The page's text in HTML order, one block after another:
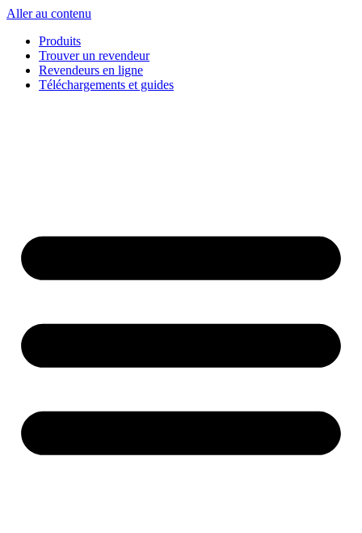
Aller au contenu
Produits
Trouver un revendeur
Revendeurs en ligne
Téléchargements et guides